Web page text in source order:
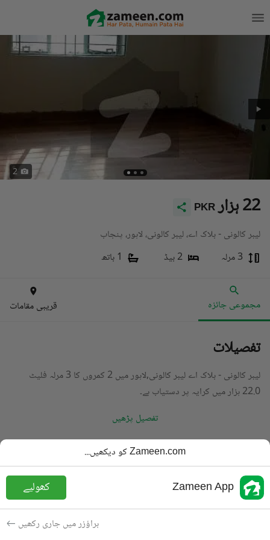
2
PKR 22 ہزار
لیبر کالونی - بلاک اے، لیبر کالونی، لاہور، پنجاب
3 مرلہ
2 بیڈ 1 باتھ
مجموعی جائزہ قریبی مقامات
تفصیلات
لیبر کالونی - بلاک اے لیبر کالونی,لاہور میں 2 کمروں کا 3 مرلہ فلیٹ
22.0 ہزار میں کرایہ پر دستیاب ہے۔
تفصیل پڑھیں
فلیٹ
قیمت
PKR
22 ہزار
باتھ
رقبہ
3 مرلہ
کرایہ پر دستیاب
Zameen.com کو دیکھیں...
Zameen App کھولیے
براؤزر میں جاری رکھیں